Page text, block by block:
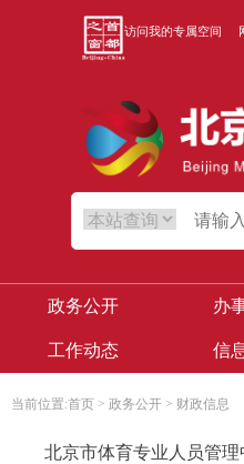
访问我的专属空间
政务公开 办
工作动态 信
当前位置:首页 > 政务公开 > 财政信息
北京市体育专业人员管